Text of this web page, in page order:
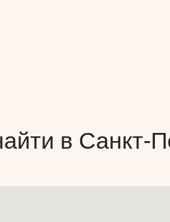
в Санкт-